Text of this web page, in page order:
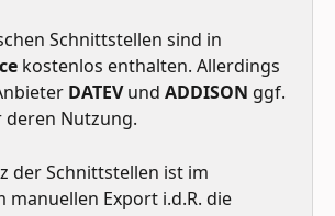
Schnittstellen sind in
kostenlos enthalten. Allerdings
DATEV und ADDISON ggf.
Nutzung.
der Schnittstellen ist im
manuellen Export i.d.R. die